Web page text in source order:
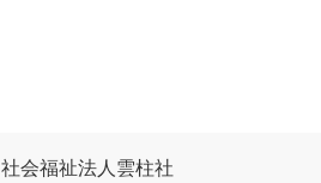
社会福祉法人雲柱社